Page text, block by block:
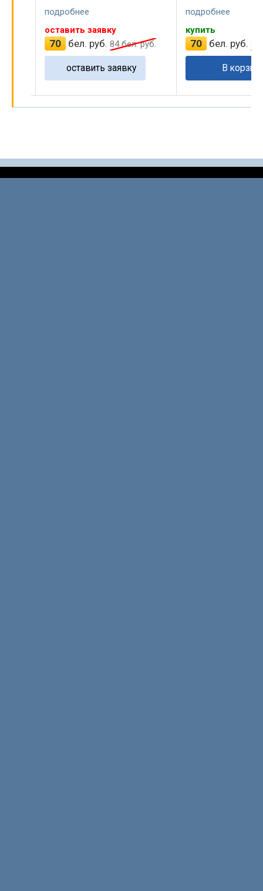
подробнее
купить
70 бел. руб. 84бел. руб.
В корзину
подробнее
купить
70 бел. руб. 84
В корзину